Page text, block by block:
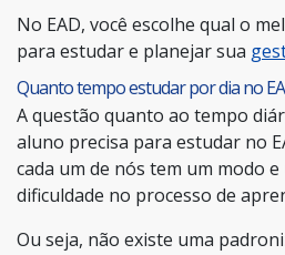
No EAD, você escolhe qual o
para estudar e planejar sua
Quanto tempo estudar por dia no
A questão quanto ao tempo
aluno precisa para estudar no
cada um de nós tem um modo
dificuldade no processo de
Ou seja, não existe uma